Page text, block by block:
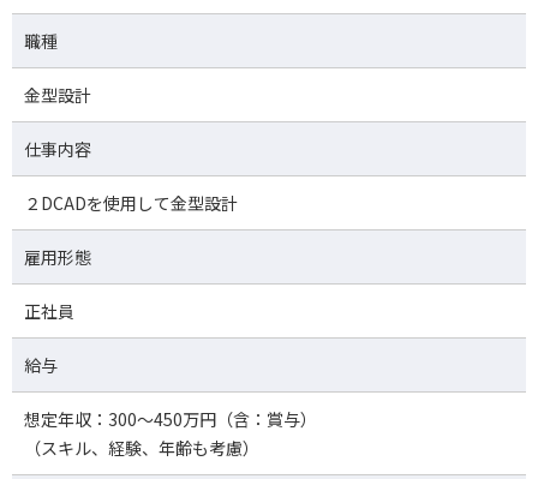
職種
金型設計
仕事内容
２DCADを使用して金型設計
雇用形態
正社員
給与
想定年収：300～450万円（含：賞与）
（スキル、経験、年齢も考慮）